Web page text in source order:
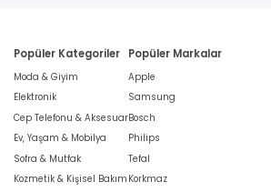
Popüler Kategoriler
Moda & Giyim
Elektronik
Cep Telefonu & Aksesuar
Ev, Yaşam & Mobilya
Sofra & Mutfak
Kozmetik & Kişisel Bakım
Popüler Markalar
Apple
Samsung
Bosch
Philips
Tefal
Korkmaz